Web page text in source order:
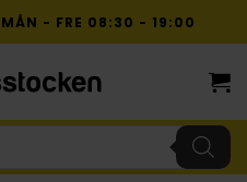
MÅN - FRE 08:30 - 19:00